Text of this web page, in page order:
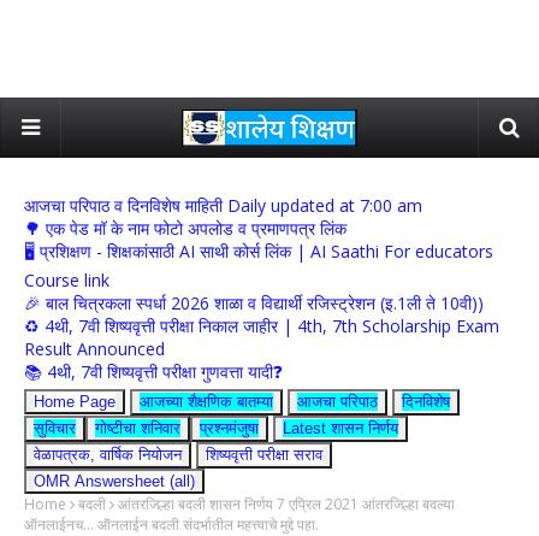
आजचा परिपाठ व दिनविशेष माहिती Daily updated at 7:00 am
🌳 एक पेड मॉ के नाम फोटो अपलोड व प्रमाणपत्र लिंक
🖥 प्रशिक्षण - शिक्षकांसाठी AI साथी कोर्स लिंक | AI Saathi For educators
Course link
🎉 बाल चित्रकला स्पर्धा 2026 शाळा व विद्यार्थी रजिस्ट्रेशन (इ.1ली ते 10वी))
♻️ 4थी, 7वी शिष्यवृत्ती परीक्षा निकाल जाहीर | 4th, 7th Scholarship Exam
Result Announced
📚 4थी, 7वी शिष्यवृत्ती परीक्षा गुणवत्ता यादी❓
Home Page आजच्या शैक्षणिक बातम्या आजचा परिपाठ
दिनविशेष
सुविचार
गोष्टीचा शनिवार प्रश्नमंजुषा
Latest शासन निर्णय
वेळापत्रक, वार्षिक नियोजन
शिष्यवृत्ती परीक्षा सराव
OMR Answersheet (all)
Home बदली आंतरजिल्हा बदली शासन निर्णय 7 एप्रिल 2021 आंतरजिल्हा बदल्या
ऑनलाईनच... ऑनलाईन बदली संदर्भातील महत्त्वाचे मुद्दे पहा.